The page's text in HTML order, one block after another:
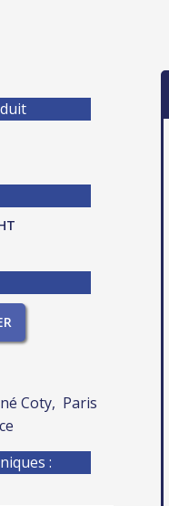
Coty, Paris
: